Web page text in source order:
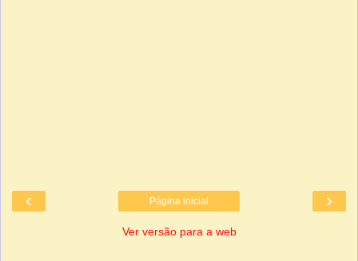
‹ ›
Página inicial
Ver versão para a web